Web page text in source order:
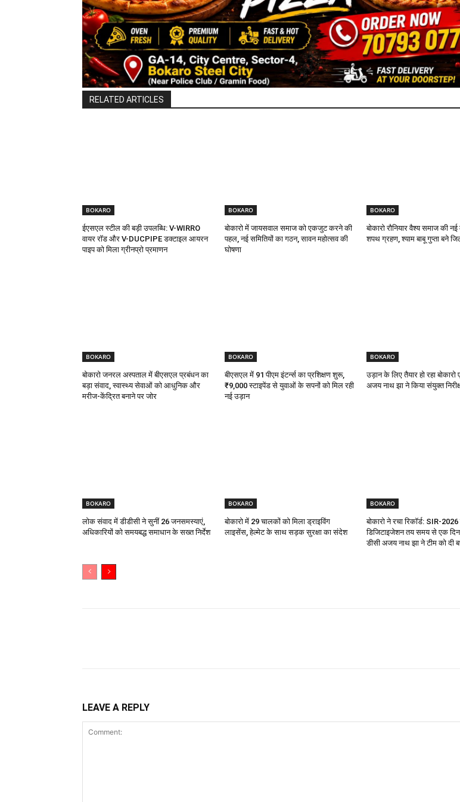
RELATED ARTICLES
BOKARO
ईएसएल स्टील की बड़ी उपलब्धि: V-WIRRO
वायर रॉड और V-DUCPIPE डक्टाइल आयरन
पाइप को मिला ग्रीनप्रो प्रमाणन
BOKARO
बोकारो में जायसवाल समाज को एकजुट करने की
पहल, नई समितियों का गठन, सावन महोत्सव की
घोषणा
BOKARO
बोकारो रौनियार वैश्य समाज की
शपथ ग्रहण, श्याम बाबू गुप्ता बने
BOKARO
बोकारो जनरल अस्पताल में बीएसएल प्रबंधन का
बड़ा संवाद, स्वास्थ्य सेवाओं को आधुनिक और
मरीज-केंद्रित बनाने पर जोर
BOKARO
बीएसएल में 91 पीएम इंटर्न्स का प्रशिक्षण शुरू,
₹9,000 स्टाइपेंड से युवाओं के सपनों को मिल रही
नई उड़ान
BOKARO
उड़ान के लिए तैयार हो रहा बोकारो
अजय नाथ झा ने किया संयुक्त
BOKARO
लोक संवाद में डीडीसी ने सुनीं 26 जनसमस्याएं,
अधिकारियों को समयबद्ध समाधान के सख्त निर्देश
BOKARO
बोकारो में 29 चालकों को मिला ड्राइविंग
लाइसेंस, हेल्मेट के साथ सड़क सुरक्षा का संदेश
BOKARO
बोकारो ने रचा रिकॉर्ड: SIR-
डिजिटाइजेशन तय समय से एक दिन
डीसी अजय नाथ झा ने टीम को दी
LEAVE A REPLY